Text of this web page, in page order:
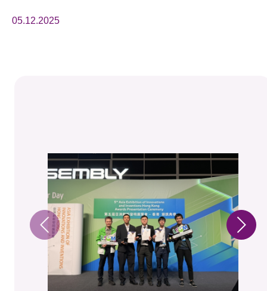
资讯中心
科技分享
会籍
05.12.2025